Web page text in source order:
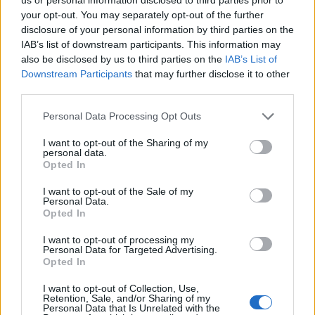
your opt-out. You may separately opt-out of the further
disclosure of your personal information by third parties on the
IAB’s list of downstream participants. This information may
also be disclosed by us to third parties on the IAB’s List of
Downstream Participants that may further disclose it to other
Please note that this website/app uses one or more Google
not limited to your visit or usage behaviour. You may click to
grant or deny consent to Google and its third-party tags to
use your data for below specified purposes in below Google
consent section.
Personal Data Processing Opt Outs
I want to opt-out of the Sharing of my
personal data.
Opted In
I want to opt-out of the Sale of my
Personal Data.
Opted In
I want to opt-out of processing my
Personal Data for Targeted Advertising.
Opted In
I want to opt-out of Collection, Use,
Retention, Sale, and/or Sharing of my
Personal Data that Is Unrelated with the